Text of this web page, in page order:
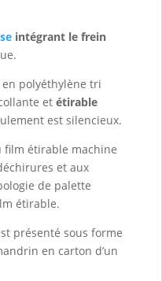
intégrant le frein
polyéthylène tri
et étirable
est silencieux.
film étirable machine
et aux
de palette
étirable.
présenté sous forme
en carton d’un